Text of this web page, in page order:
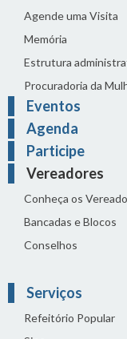
Agende uma Visita
Memória
Estrutura
Procuradoria da
Eventos
Agenda
Participe
Vereadores
Conheça os
Bancadas e Blocos
Conselhos
Serviços
Refeitório Popular